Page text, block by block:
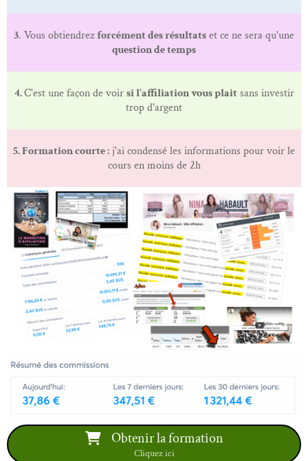
3. Vous obtiendrezforcément des résultatset ce ne sera qu'une
question de temps
4.C'est une façon de voirsi l'affiliation vous plait sans investir
trop d'argent
5. Formation courte : j'ai condensé les informations pour voir le
cours en moins de 2h
Obtenir la formation
Cliquez ici